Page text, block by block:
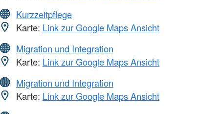
Kurzzeitpflege
Karte: Link zur Google Maps Ansicht
Migration und Integration
Karte: Link zur Google Maps Ansicht
Migration und Integration
Karte: Link zur Google Maps Ansicht